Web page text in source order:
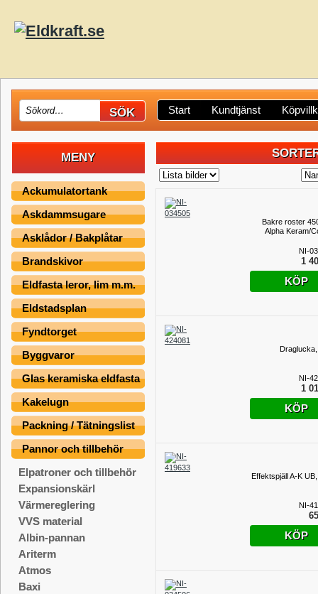
Start Kundtjänst
MENY
Ackumulatortank
Askdammsugare
Asklådor / Bakplåtar
Brandskivor
Eldfasta leror, lim m.m.
Eldstadsplan
Fyndtorget
Byggvaror
Glas keramiska eldfasta
Kakelugn
Packning / Tätningslist
Pannor och tillbehör
Elpatroner och tillbehör
Expansionskärl
Värmereglering
VVS material
Albin-pannan
Ariterm
Atmos
Baxi
Bakre roster
Alpha Keram/
NI-
1
KÖP
NI-
1
KÖP
Effektspjäll A-K
NI-
KÖP